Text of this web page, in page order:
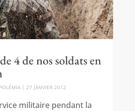
4 de nos soldats en
| 27 JANVIER 2012
militaire pendant la